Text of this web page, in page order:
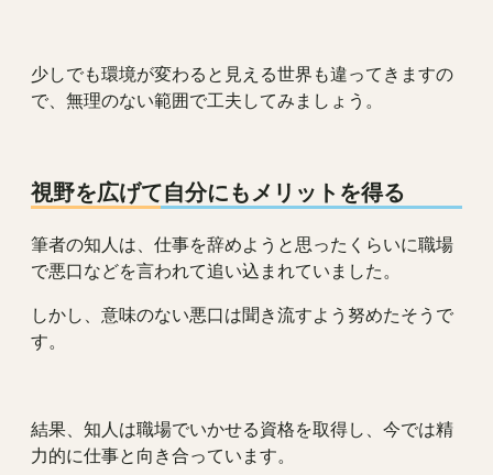
少しでも環境が変わると見える世界も違ってきますの
で、無理のない範囲で工夫してみましょう。
視野を広げて自分にもメリットを得る
筆者の知人は、仕事を辞めようと思ったくらいに職場
で悪口などを言われて追い込まれていました。
しかし、意味のない悪口は聞き流すよう努めたそうで
す。
結果、知人は職場でいかせる資格を取得し、今では精
力的に仕事と向き合っています。